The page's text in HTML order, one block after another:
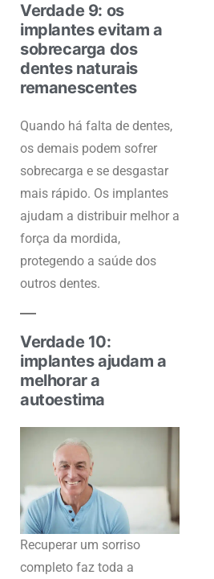
Verdade 9: os
implantes evitam a
sobrecarga dos
dentes naturais
remanescentes
Quando há falta de dentes,
os demais podem sofrer
sobrecarga e se desgastar
mais rápido. Os implantes
ajudam a distribuir melhor a
força da mordida,
protegendo a saúde dos
outros dentes.
Verdade 10:
implantes ajudam a
melhorar a
autoestima
Recuperar um sorriso
completo faz toda a